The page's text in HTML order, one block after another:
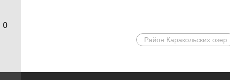
0
Район Каракольских озер